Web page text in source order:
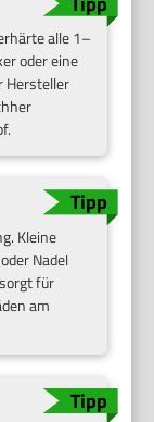
alle 1–
oder eine
Hersteller
Kleine
Nadel
für
am